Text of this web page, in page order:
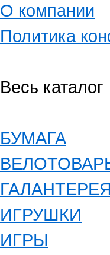
О компании
Политика
Весь каталог
БУМАГА
ГАЛАНТЕРЕЯ
ИГРУШКИ
ИГРЫ